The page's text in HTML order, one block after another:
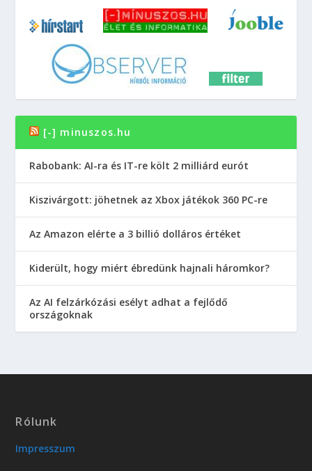
[-] minuszos.hu
Rabobank: AI-ra és IT-re költ 2 milliárd eurót
Kiszivárgott: jöhetnek az Xbox játékok 360 PC-re
Az Amazon elérte a 3 billió dolláros értéket
Kiderült, hogy miért ébredünk hajnali háromkor?
Az AI felzárkózási esélyt adhat a fejlődő
országoknak
Rólunk
Impresszum